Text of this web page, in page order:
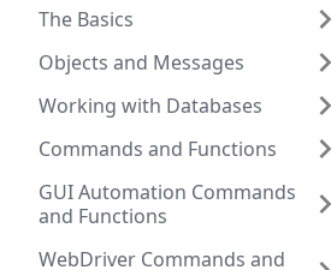
The Basics
Objects and Messages
Working with Databases
Commands and Functions
GUI Automation Commands
and Functions
WebDriver Commands and